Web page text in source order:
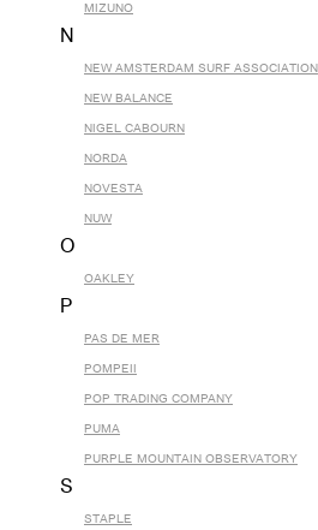
MIZUNO
N
NEW AMSTERDAM SURF ASSOCIATION
NEW BALANCE
NIGEL CABOURN
NORDA
NOVESTA
NUW
O
OAKLEY
P
PAS DE MER
POMPEII
POP TRADING COMPANY
PUMA
PURPLE MOUNTAIN OBSERVATORY
S
STAPLE